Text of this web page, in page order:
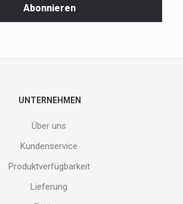
Abonnieren
UNTERNEHMEN
Über uns
Kundenservice
Produktverfügbarkeit
Lieferung